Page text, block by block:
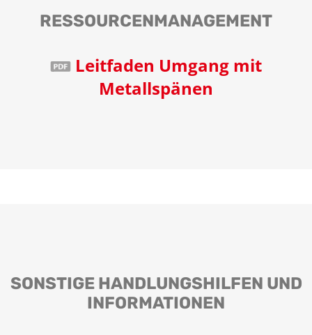
RESSOURCEN­MANAGEMENT
Leitfaden Umgang mit
Metallspänen
SONSTIGE HANDLUNGSHILFEN UND
INFORMATIONEN